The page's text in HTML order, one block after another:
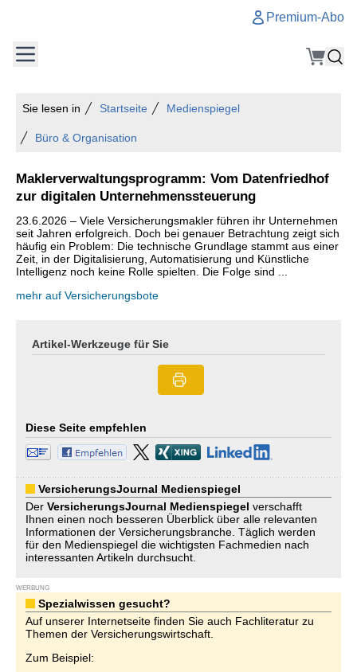
Premium-Abo
Sie lesen in Startseite Medienspiegel
Büro & Organisation
Maklerverwaltungsprogramm: Vom Datenfriedhof
zur digitalen Unternehmenssteuerung
23.6.2026 – Viele Versicherungsmakler führen ihr Unternehmen
seit Jahren erfolgreich. Doch bei genauer Betrachtung zeigt sich
häufig ein Problem: Die technische Grundlage stammt aus einer
Zeit, in der Digitalisierung, Automatisierung und Künstliche
Intelligenz noch keine Rolle spielten. Die Folge sind ...
mehr auf Versicherungsbote
Artikel-Werkzeuge für Sie
Diese Seite empfehlen
VersicherungsJournal Medienspiegel
Der VersicherungsJournal Medienspiegel verschafft
Ihnen einen noch besseren Überblick über alle relevanten
Informationen der Versicherungsbranche. Täglich werden
für den Medienspiegel die wichtigsten Fachmedien nach
interessanten Artikeln durchsucht.
WERBUNG
Spezialwissen gesucht?
Auf unserer Internetseite finden Sie auch Fachliteratur zu
Themen der Versicherungswirtschaft.
Zum Beispiel: